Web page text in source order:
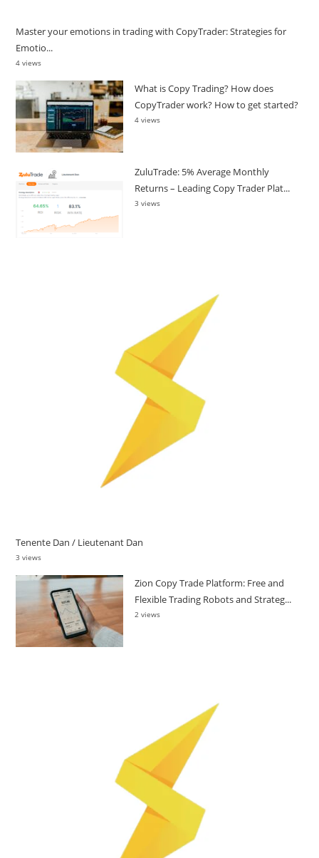
Master your emotions in trading with CopyTrader: Strategies for
Emotio...
4 views
What is Copy Trading? How does
CopyTrader work? How to get started?
4 views
ZuluTrade: 5% Average Monthly
Returns – Leading Copy Trader Plat...
3 views
Tenente Dan / Lieutenant Dan
3 views
Zion Copy Trade Platform: Free and
Flexible Trading Robots and Strateg...
2 views